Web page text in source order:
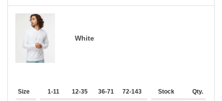
White
Size 1-11 12-35 36-71 72-143 144-287 288 + More
Stock Qty.